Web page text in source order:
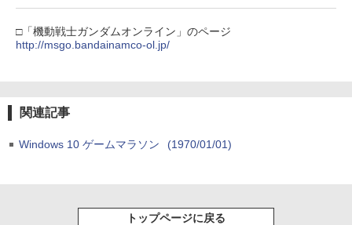
5
y』Blu-ray（特装限定版）
□「機動戦士ガンダムオンライン」のページ
http://msgo.bandainamco-ol.jp/
関連記事
Windows 10 ゲームマラソン (1970/01/01)
トップページに戻る